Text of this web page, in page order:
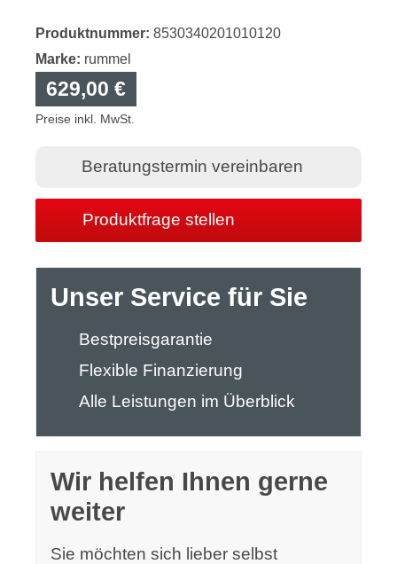
Produktnummer: 8530340201010120
Marke: rummel
629,00 €
Preise inkl. MwSt.
Beratungstermin vereinbaren
Produktfrage stellen
Unser Service für Sie
Bestpreisgarantie
Flexible Finanzierung
Alle Leistungen im Überblick
Wir helfen Ihnen gerne
weiter
Sie möchten sich lieber selbst